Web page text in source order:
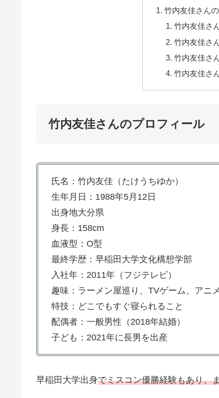
竹内友佳さん
竹内友佳さ
竹内友佳さ
竹内友佳さ
竹内友佳さ
竹内友佳さんのプロフィール
氏名：竹内友佳（たけうちゆか）
生年月日：1988年5月12日
出身地大分県
身長：158cm
血液型：O型
最終学歴：早稲田大学文化構想学部
入社年：2011年（フジテレビ）
趣味：ラーメン屋巡り、TVゲーム、アニ
特技：どこでもすぐ寝られること
配偶者：一般男性（2018年結婚）
子ども：2021年に長男を出産
早稲田大学出身でミスコン優勝経験もあり、